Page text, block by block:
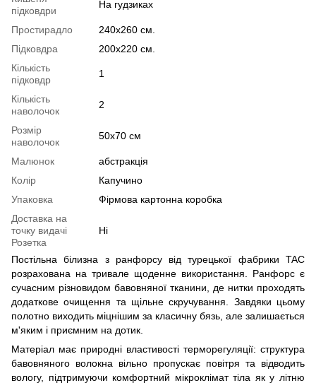
підковдри
На гудзиках
Простирадло
240х260 см.
Підковдра
200х220 см.
Кількість
підковдр
1
Кількість
наволочок
2
Розмір
наволочок
50х70 см
Малюнок
абстракція
Колір
Капучино
Упаковка
Фірмова картонна коробка
Доставка на
точку видачі
Розетка
Ні
Постільна білизна з ранфорсу від турецької фабрики TAC
розрахована на тривале щоденне використання. Ранфорс є
сучасним різновидом бавовняної тканини, де нитки проходять
додаткове очищення та щільне скручування. Завдяки цьому
полотно виходить міцнішим за класичну бязь, але залишається
м'яким і приємним на дотик.
Матеріал має природні властивості терморегуляції: структура
бавовняного волокна вільно пропускає повітря та відводить
вологу, підтримуючи комфортний мікроклімат тіла як у літню